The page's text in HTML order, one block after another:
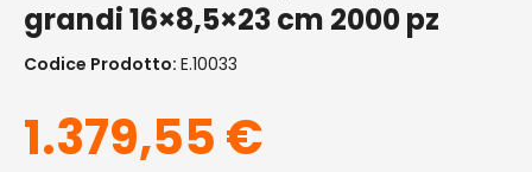
grandi 16×8,5×23 cm 2000 pz
Codice Prodotto: E.10033
1.379,55€